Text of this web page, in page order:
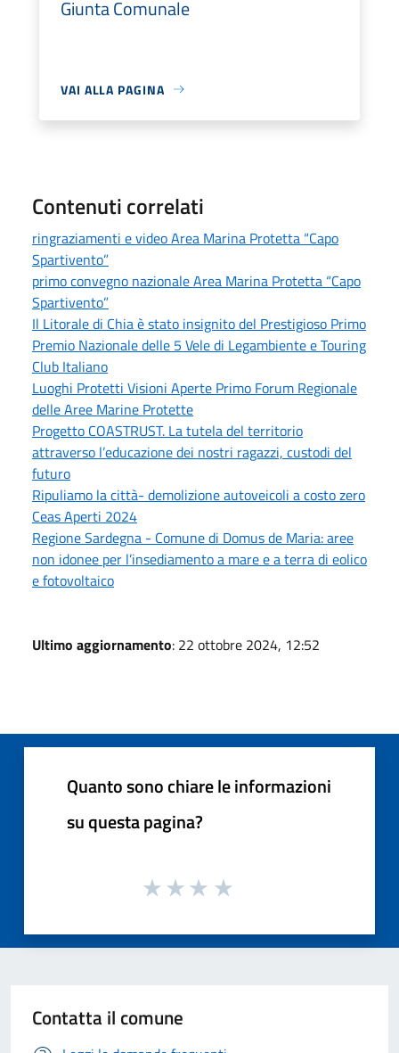
Giunta Comunale
VAI ALLA PAGINA
Contenuti correlati
ringraziamenti e video Area Marina Protetta “Capo
Spartivento”
primo convegno nazionale Area Marina Protetta “Capo
Spartivento”
Il Litorale di Chia è stato insignito del Prestigioso Primo
Premio Nazionale delle 5 Vele di Legambiente e Touring
Club Italiano
Luoghi Protetti Visioni Aperte Primo Forum Regionale
delle Aree Marine Protette
Progetto COASTRUST. La tutela del territorio
attraverso l’educazione dei nostri ragazzi, custodi del
futuro
Ripuliamo la città- demolizione autoveicoli a costo zero
Ceas Aperti 2024
Regione Sardegna - Comune di Domus de Maria: aree
non idonee per l’insediamento a mare e a terra di eolico
e fotovoltaico
Ultimo aggiornamento: 22 ottobre 2024, 12:52
Quanto sono chiare le informazioni
su questa pagina?
Contatta il comune